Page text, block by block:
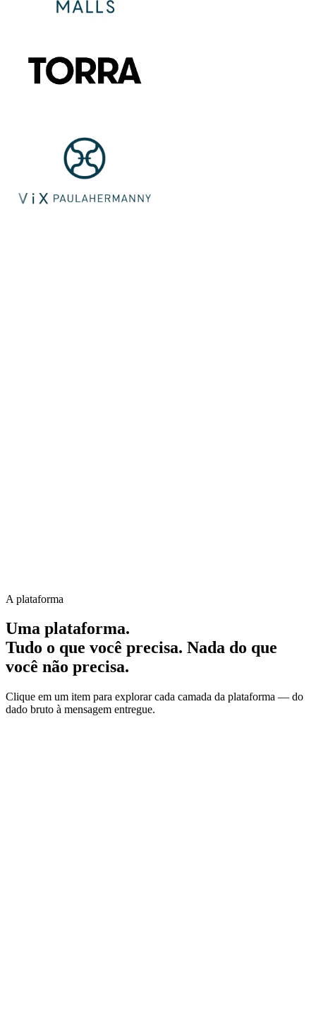
A plataforma
Uma plataforma.
Tudo o que você precisa. Nada do que
você não precisa.
Clique em um item para explorar cada camada da plataforma — do
dado bruto à mensagem entregue.